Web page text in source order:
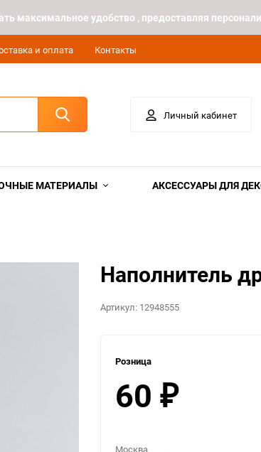
максимальное удобство , предоставляя
и оплата Контакты
Личный кабинет
МАТЕРИАЛЫ АКСЕССУАРЫ ДЛЯ
Наполнитель
Артикул: 12948555
Розница
60 ₽
Москва